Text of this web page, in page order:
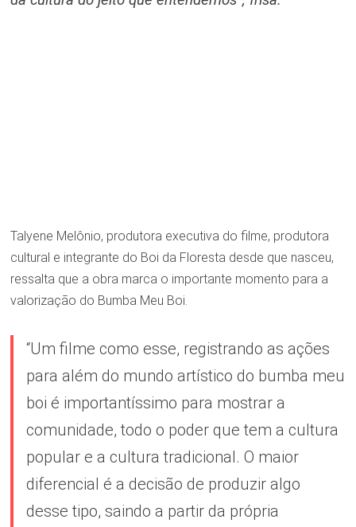
Talyene Melônio, produtora executiva do filme, produtora
cultural e integrante do Boi da Floresta desde que nasceu,
ressalta que a obra marca o importante momento para a
valorização do Bumba Meu Boi.
“Um filme como esse, registrando as ações
para além do mundo artístico do bumba meu
boi é importantíssimo para mostrar a
comunidade, todo o poder que tem a cultura
popular e a cultura tradicional. O maior
diferencial é a decisão de produzir algo
desse tipo, saindo a partir da própria